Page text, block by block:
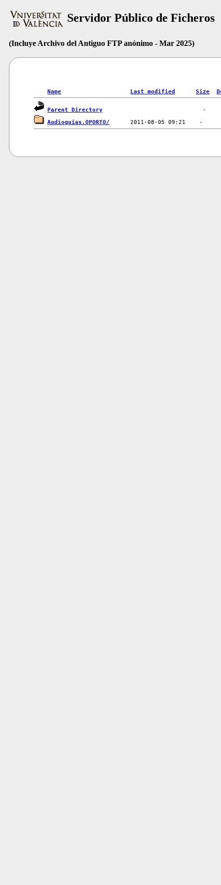
Servidor Público de Ficheros
(Incluye Archivo del Antiguo FTP anónimo - Mar 2025)
Name Last modified Size
Parent Directory
Audioguias.OPORTO/